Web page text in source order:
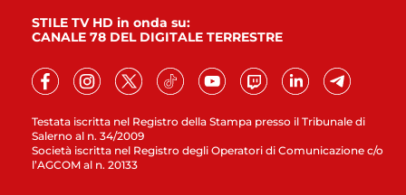
Testata iscritta nel Registro della Stampa presso il Tribunale di
Salerno al n. 34/2009
Società iscritta nel Registro degli Operatori di Comunicazione c/o
l’AGCOM al n. 20133
STILE TV HD in onda su:
CANALE 78 DEL DIGITALE TERRESTRE